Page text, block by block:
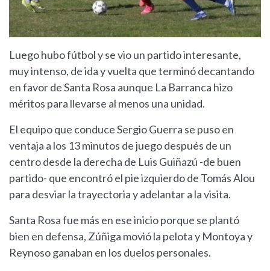
Luego hubo fútbol y se vio un partido interesante,
muy intenso, de ida y vuelta que terminó decantando
en favor de Santa Rosa aunque La Barranca hizo
méritos para llevarse al menos una unidad.
El equipo que conduce Sergio Guerra se puso en
ventaja a los 13 minutos de juego después de un
centro desde la derecha de Luis Guiñazú -de buen
partido- que encontró el pie izquierdo de Tomás Alou
para desviar la trayectoria y adelantar a la visita.
Santa Rosa fue más en ese inicio porque se plantó
bien en defensa, Zúñiga movió la pelota y Montoya y
Reynoso ganaban en los duelos personales.